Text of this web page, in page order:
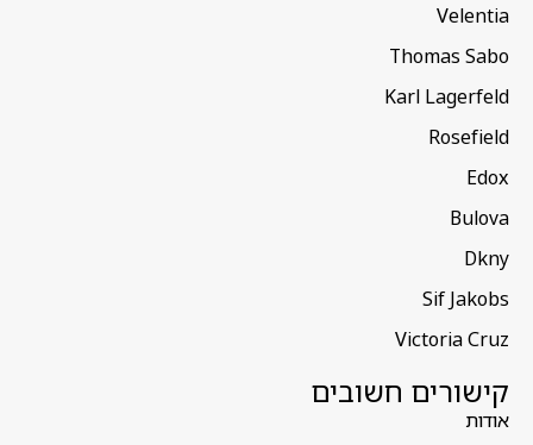
Velentia
Thomas Sabo
Karl Lagerfeld
Rosefield
Edox
Bulova
Dkny
Sif Jakobs
Victoria Cruz
קישורים חשובים
אודות